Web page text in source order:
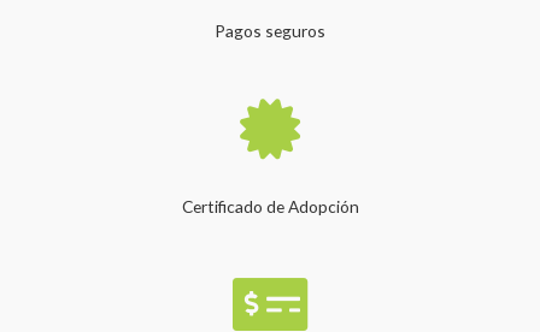
Pagos seguros
Certificado de Adopción